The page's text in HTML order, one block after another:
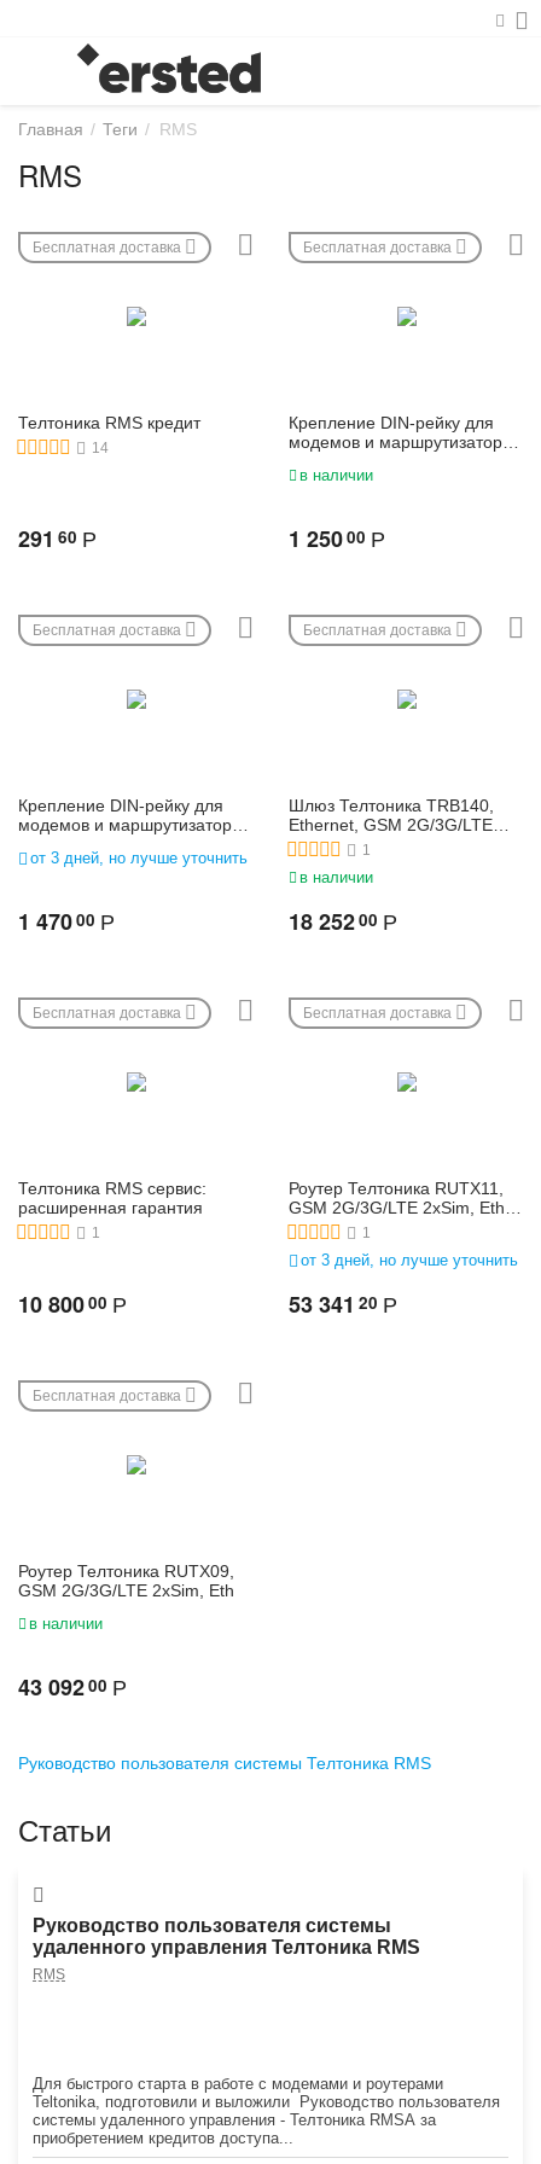
Главная / Теги / RMS
RMS
Бесплатная доставка
Телтоника RMS кредит
14
291 60 Р
Бесплатная доставка
Крепление DIN-рейку для
модемов и маршрутизаторов
в наличии
1 25000 Р
Бесплатная доставка
Крепление DIN-рейку для
модемов и маршрутизаторов
от 3 дней, но лучше уточнить
1 47000 Р
Бесплатная доставка
Шлюз Телтоника TRB140,
Ethernet, GSM 2G/3G/LTE
сотовый промышленный
1
в наличии
18 25200 Р
Бесплатная доставка
Телтоника RMS сервис:
расширенная гарантия
1
10 80000 Р
Бесплатная доставка
Роутер Телтоника RUTX11,
GSM 2G/3G/LTE 2xSim, Eth,
Wi-Fi, Bt cотовый
маршрутизатор
1
от 3 дней, но лучше уточнить
53 341 20 Р
Бесплатная доставка
Роутер Телтоника RUTX09,
GSM 2G/3G/LTE 2xSim, Eth
в наличии
43 09200 Р
Руководство пользователя системы Телтоника RMS
Статьи
Руководство пользователя системы
удаленного управления Телтоника RMS
RMS
Для быстрого старта в работе с модемами и роутерами
Teltonika, подготовили и выложили Руководство пользователя
системы удаленного управления - Телтоника RMSА за
приобретением кредитов доступа...